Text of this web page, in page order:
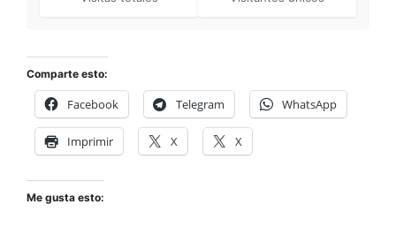
Comparte esto:
Facebook Telegram WhatsApp
Imprimir X X
Me gusta esto: